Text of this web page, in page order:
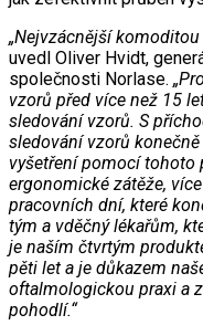
„Nejvzácnější
uvedl Oliver Hvidt,
společnosti Norlase.
vzorů před více než 15
sledování vzorů. S
sledování vzorů
vyšetření pomocí tohoto
ergonomické zátěže,
pracovních dní, které
tým a vděčný lékařům,
je naším čtvrtým
pěti let a je důkazem
oftalmologickou praxi a
pohodlí.“